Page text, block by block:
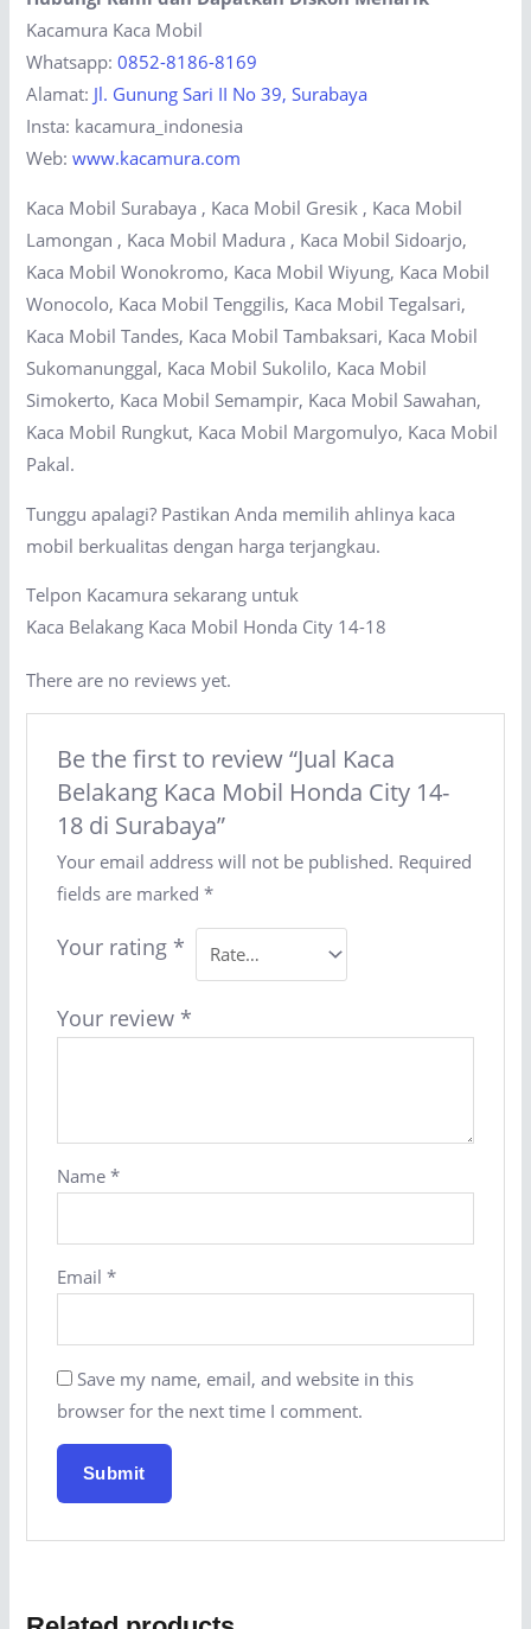
Kacamura Kaca Mobil
Whatsapp:0852-8186-8169
Alamat: Jl. Gunung Sari II No 39, Surabaya
Insta: kacamura_indonesia
Web:www.kacamura.com
Kaca Mobil Surabaya , Kaca Mobil Gresik , Kaca Mobil
Lamongan , Kaca Mobil Madura , Kaca Mobil Sidoarjo,
Kaca Mobil Wonokromo, Kaca Mobil Wiyung, Kaca Mobil
Wonocolo, Kaca Mobil Tenggilis, Kaca Mobil Tegalsari,
Kaca Mobil Tandes, Kaca Mobil Tambaksari, Kaca Mobil
Sukomanunggal, Kaca Mobil Sukolilo, Kaca Mobil
Simokerto, Kaca Mobil Semampir, Kaca Mobil Sawahan,
Kaca Mobil Rungkut, Kaca Mobil Margomulyo, Kaca Mobil
Pakal.
Tunggu apalagi? Pastikan Anda memilih ahlinya kaca
mobil berkualitas dengan harga terjangkau.
Telpon Kacamura sekarang untuk
Kaca Belakang Kaca Mobil Honda City 14-18
There are no reviews yet.
Be the first to review “Jual Kaca
Belakang Kaca Mobil Honda City 14-
18 di Surabaya”
Your email address will not be published. Required
fields are marked *
Your rating *
Your review *
Name *
Email *
Save my name, email, and website in this
browser for the next time I comment.